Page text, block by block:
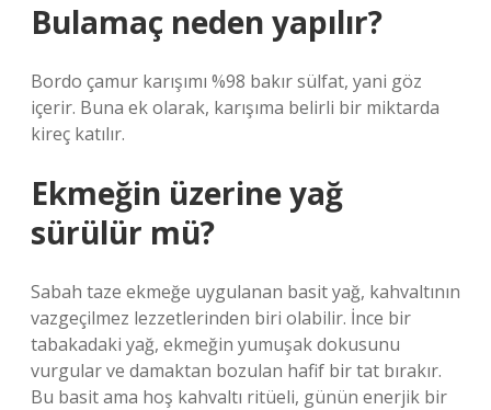
Bulamaç neden yapılır?
Bordo çamur karışımı %98 bakır sülfat, yani göz
içerir. Buna ek olarak, karışıma belirli bir miktarda
kireç katılır.
Ekmeğin üzerine yağ
sürülür mü?
Sabah taze ekmeğe uygulanan basit yağ, kahvaltının
vazgeçilmez lezzetlerinden biri olabilir. İnce bir
tabakadaki yağ, ekmeğin yumuşak dokusunu
vurgular ve damaktan bozulan hafif bir tat bırakır.
Bu basit ama hoş kahvaltı ritüeli, günün enerjik bir